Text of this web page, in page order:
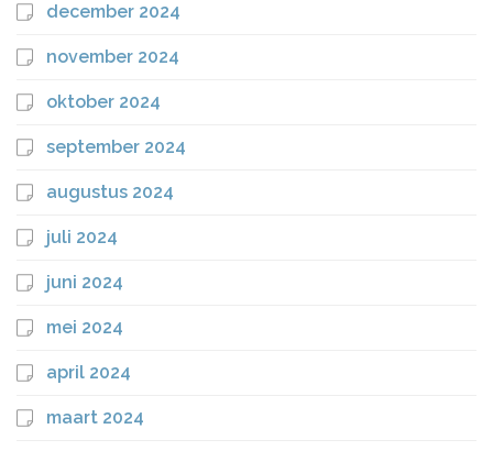
december 2024
november 2024
oktober 2024
september 2024
augustus 2024
juli 2024
juni 2024
mei 2024
april 2024
maart 2024